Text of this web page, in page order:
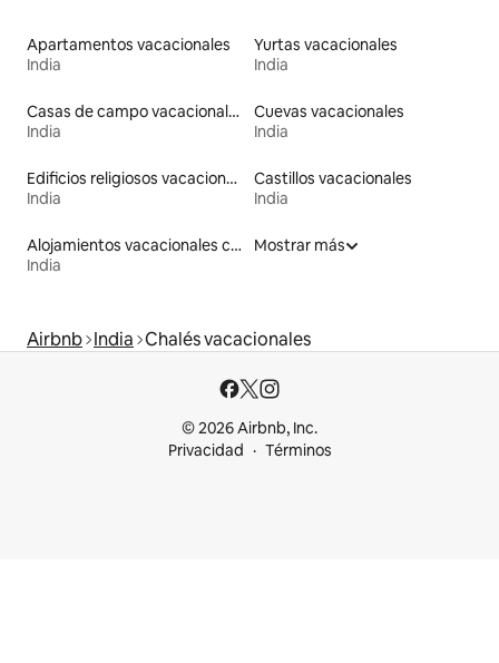
Apartamentos vacacionales
India
Yurtas vacacionales
India
Casas de campo vacacionales
India
Cuevas vacacionales
India
Edificios religiosos vacacionales
India
Castillos vacacionales
India
Alojamientos vacacionales con entrada y salida de pistas de esquí
India
Mostrar más
Airbnb India Chalés vacacionales
© 2026 Airbnb, Inc.
Privacidad
Términos